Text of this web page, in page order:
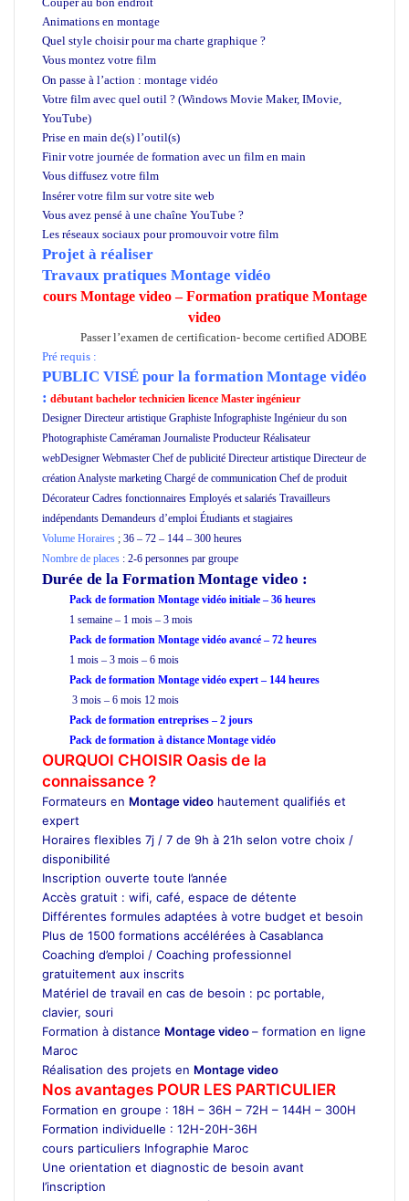
Animations en montage
Quel style choisir pour ma charte graphique ?
Vous montez votre film
On passe à l’action : montage vidéo
Votre film avec quel outil ? (Windows Movie Maker, IMovie,
YouTube)
Prise en main de(s) l’outil(s)
Finir votre journée de formation avec un film en main
Vous diffusez votre film
Insérer votre film sur votre site web
Vous avez pensé à une chaîne YouTube ?
Les réseaux sociaux pour promouvoir votre film
Projet à réaliser
Travaux pratiques Montage vidéo
cours Montage video – Formation pratique Montage
video
Passer l’examen de certification- become certified ADOBE
Pré requis :
PUBLIC VISÉ pour la formation Montage vidéo
: débutant bachelor technicien licence Master ingénieur
Designer Directeur artistique Graphiste Infographiste Ingénieur du son
Photographiste Caméraman Journaliste Producteur Réalisateur
webDesigner Webmaster Chef de publicité Directeur artistique Directeur de
création Analyste marketing Chargé de communication Chef de produit
Décorateur Cadres fonctionnaires Employés et salariés Travailleurs
indépendants Demandeurs d’emploi Étudiants et stagiaires
Volume Horaires ; 36 – 72 – 144 – 300 heures
Nombre de places : 2-6 personnes par groupe
Durée de la FormationMontage video :
Pack de formation Montage vidéo initiale – 36 heures
1 semaine – 1 mois – 3 mois
Pack de formation Montage vidéo avancé – 72 heures
1 mois – 3 mois – 6 mois
Pack de formation Montage vidéo expert – 144 heures
3 mois – 6 mois 12 mois
Pack de formation entreprises – 2 jours
Pack de formation à distance Montage vidéo
OURQUOI CHOISIR Oasis de la
connaissance ?
Formateurs en Montage video hautement qualifiés et
expert
Horaires flexibles 7j / 7 de 9h à 21h selon votre choix /
disponibilité
Inscription ouverte toute l’année
Accès gratuit : wifi, café, espace de détente
Différentes formules adaptées à votre budget et besoin
Plus de 1500 formations accélérées à Casablanca
Coaching d’emploi / Coaching professionnel
gratuitement aux inscrits
Matériel de travail en cas de besoin : pc portable,
clavier, souri
Formation à distance Montage video– formation en ligne
Maroc
Réalisation des projets en Montage video
Nos avantages POUR LES PARTICULIER
Formation en groupe : 18H – 36H – 72H – 144H – 300H
Formation individuelle : 12H-20H-36H
cours particuliers Infographie Maroc
Une orientation et diagnostic de besoin avant
l’inscription